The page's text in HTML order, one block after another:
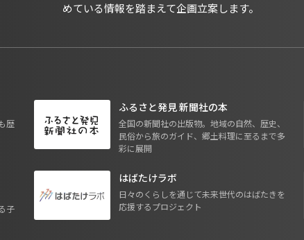
めている情報を踏まえて企画立案します。
歴
ふるさと発見 新聞社の本
全国の新聞社の出版物。地域の自然、歴史、
民俗から旅のガイド、郷土料理に至るまで多
彩に展開
子
はばたけラボ
日々のくらしを通じて未来世代のはばたきを
応援するプロジェクト